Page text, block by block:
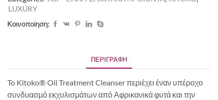
LUXURY
Κοινοποίηση:
ΠΕΡΙΓΡΑΦΉ
To Kitoko® Oil Treatment Cleanser περιέχει έναν υπέροχο
συνδυασμό εκχυλισμάτων από Αφρικανικά φυτά και την